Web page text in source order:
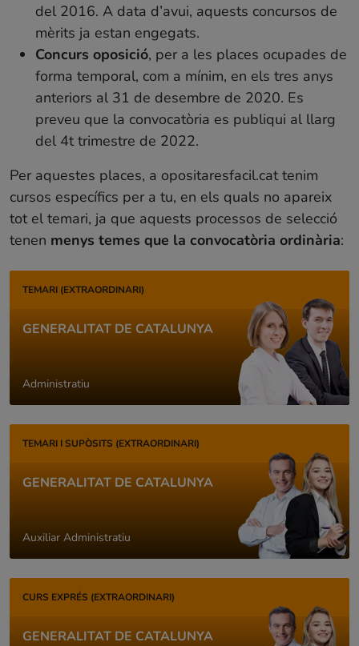
del 2016. A data d’avui, aquests concursos de
mèrits ja estan engegats.
Concurs oposició, per a les places ocupades de
forma temporal, com a mínim, en els tres anys
anteriors al 31 de desembre de 2020. Es
preveu que la convocatòria es publiqui al llarg
del 4t trimestre de 2022.
Per aquestes places, a opositaresfacil.cat tenim
cursos específics per a tu, en els quals no apareix
tot el temari, ja que aquests processos de selecció
tenen menys temes que la convocatòria ordinària:
TEMARI (EXTRAORDINARI)
GENERALITAT DE CATALUNYA
Administratiu
TEMARI I SUPÒSITS (EXTRAORDINARI)
GENERALITAT DE CATALUNYA
Auxiliar Administratiu
CURS EXPRÉS (EXTRAORDINARI)
GENERALITAT DE CATALUNYA